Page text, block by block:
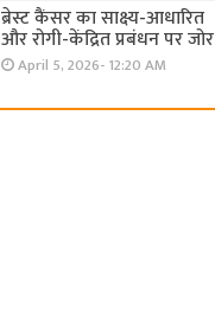
ब्रेस्ट कैंसर का साक्ष्य-आधारित
और रोगी-केंद्रित प्रबंधन पर जोर
April 5, 2026- 12:20 AM